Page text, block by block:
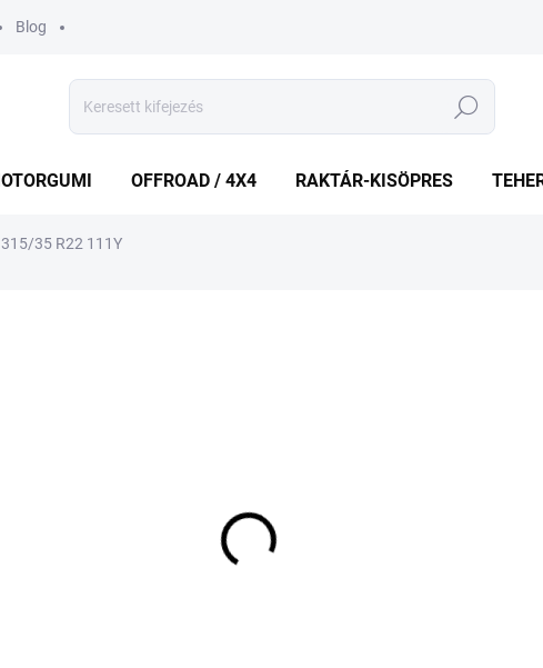
Blog
Keresés
OFFROAD / 4X4 RAKTÁR-KISÖPRES
315/35 R22 111Y